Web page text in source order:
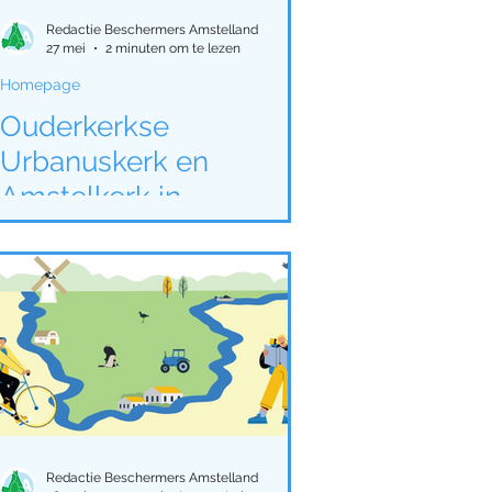
2024
Redactie Beschermers Amstelland
27 mei
2 minuten om te lezen
Homepage
Ouderkerkse
Urbanuskerk en
Amstelkerk in
Historisch Kwartier
open op
Amstellanddag met
rondleidingen,
fototentoonstelling en
orgelspel
Redactie Beschermers Amstelland